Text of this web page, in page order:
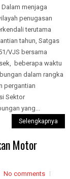
menjaga
penugasan
terutama
tahun, Satgas
VJS bersama
beberapa waktu
dalam rangka
pergantian
Sektor
yang...
Selengkapnya
Motor
No comments